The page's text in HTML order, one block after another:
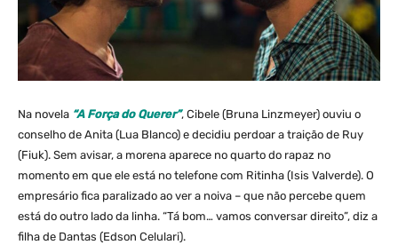
Na novela “A Força do Querer”, Cibele (Bruna Linzmeyer) ouviu o
conselho de Anita (Lua Blanco) e decidiu perdoar a traição de Ruy
(Fiuk). Sem avisar, a morena aparece no quarto do rapaz no
momento em que ele está no telefone com Ritinha (Isis Valverde). O
empresário fica paralizado ao ver a noiva – que não percebe quem
está do outro lado da linha. “Tá bom… vamos conversar direito”, diz a
filha de Dantas (Edson Celulari).